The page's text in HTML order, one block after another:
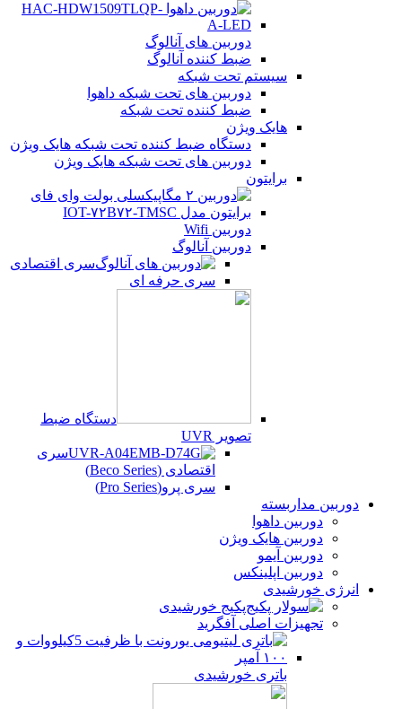
دوربین های آنالوگ
ضبط کننده آنالوگ
سیستم تحت شبکه
دوربین های تحت شبکه داهوا
ضبط کننده تحت شبکه
هایک ویژن
دستگاه ضبط کننده تحت شبکه هایک ویژن
دوربین های تحت شبکه هایک ویژن
برایتون
دوربین Wifi
دوربین آنالوگ
سری اقتصادی
سری حرفه ای
دستگاه ضبط
تصویر UVR
سری
اقتصادی (Beco Series)
سری پرو(Pro Series)
دوربین مداربسته
دوربین داهوا
دوربین هایک ویژن
دوربین آیمو
دوربین اپلینکس
انرژی خورشیدی
پکیج خورشیدی
تجهیزات اصلی آفگرید
باتری خورشیدی